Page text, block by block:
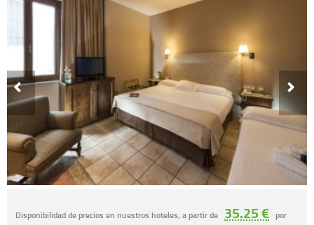
Disponibilidad de precios en nuestros hoteles, a partir de 35.25 € por